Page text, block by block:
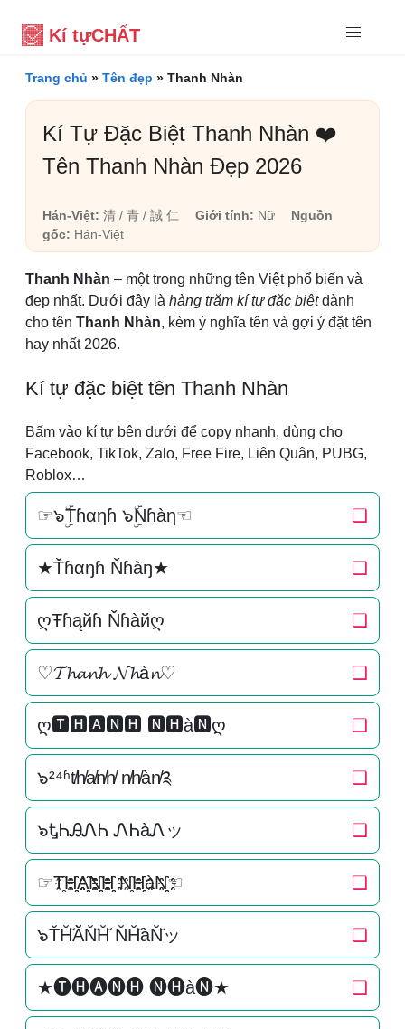
Kí tựCHẤT
Trang chủ » Tên đẹp » Thanh Nhàn
Kí Tự Đặc Biệt Thanh Nhàn ❤️
Tên Thanh Nhàn Đẹp 2026
Hán-Việt: 清 / 青 / 誠 仁 Giới tính: Nữ
Nguồn
gốc: Hán-Việt
Thanh Nhàn – một trong những tên Việt phổ biến và
đẹp nhất. Dưới đây là hàng trăm kí tự đặc biệtdành
cho tên Thanh Nhàn, kèm ý nghĩa tên và gợi ý đặt tên
hay nhất 2026.
Kí tự đặc biệt tên Thanh Nhàn
Bấm vào kí tự bên dưới để copy nhanh, dùng cho
Facebook, TikTok, Zalo, Free Fire, Liên Quân, PUBG,
Roblox…
☞๖ۣۜTɦαηɦ ๖ۣۜNɦàη☜ ❏
★Ťɦαŋɦ Ňɦàŋ★ ❏
ღŦɦąйɦ Ňɦàйღ ❏
♡𝓣𝓱𝓪𝓷𝓱 𝓝𝓱à𝓷♡ ❏
ღ🆃🅷🅰🅽🅷 🅽🅷à🅽ღ ❏
๖²⁴ʱt̸h̸a̸n̸h̸ n̸h̸àn̸༉ ❏
๖ᎿᏂᎯᏁᏂ ᏁᏂàᏁッ ❏
☞T҈H҈҈A҈҈N҈҈H҈҈ N҈H҈҈àN҈҈☜ ❏
๖T̆H̆̆Ă̆N̆̆H̆̆ N̆H̆̆àN̆̆ッ ❏
★🅣🅗🅐🅝🅗 🅝🅗à🅝★ ❏